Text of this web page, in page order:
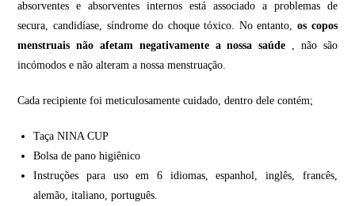
absorventes e absorventes internos está associado a problemas de
secura, candidíase, síndrome do choque tóxico. No entanto,os copos
menstruais não afetam negativamente a nossa saúde , não são
incómodos e não alteram a nossa menstruação.
Cada recipiente foi meticulosamente cuidado, dentro dele contém;
Taça NINA CUP
Bolsa de pano higiênico
Instruções para uso em 6 idiomas, espanhol, inglês, francês,
alemão, italiano, português.